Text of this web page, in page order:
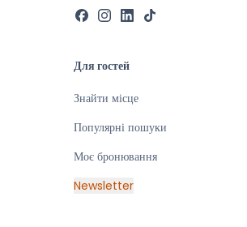
Для гостей
Знайти місце
Популярні пошуки
Моє бронювання
Newsletter